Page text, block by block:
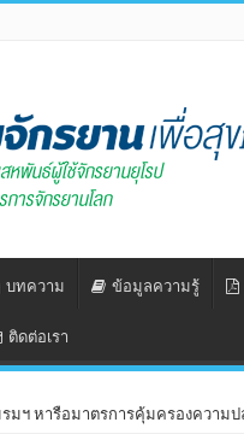
บทความ ข้อมูลความรู้
ติดต่อเรา
มฯ หารือมาตรการคุ้มครองความ